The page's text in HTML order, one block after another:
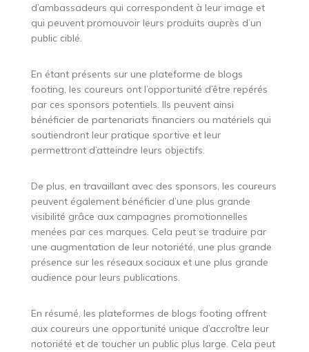
d’ambassadeurs qui correspondent à leur image et
qui peuvent promouvoir leurs produits auprès d’un
public ciblé.
En étant présents sur une plateforme de blogs
footing, les coureurs ont l’opportunité d’être repérés
par ces sponsors potentiels. Ils peuvent ainsi
bénéficier de partenariats financiers ou matériels qui
soutiendront leur pratique sportive et leur
permettront d’atteindre leurs objectifs.
De plus, en travaillant avec des sponsors, les coureurs
peuvent également bénéficier d’une plus grande
visibilité grâce aux campagnes promotionnelles
menées par ces marques. Cela peut se traduire par
une augmentation de leur notoriété, une plus grande
présence sur les réseaux sociaux et une plus grande
audience pour leurs publications.
En résumé, les plateformes de blogs footing offrent
aux coureurs une opportunité unique d’accroître leur
notoriété et de toucher un public plus large. Cela peut